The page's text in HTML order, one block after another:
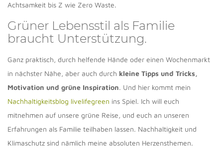
Achtsamkeit bis Z wie Zero Waste.
Grüner Lebensstil als Familie
braucht Unterstützung.
Ganz praktisch, durch helfende Hände oder einen Wochenmarkt
in nächster Nähe, aber auch durch kleine Tipps und Tricks,
Motivation und grüne Inspiration. Und hier kommt mein
Nachhaltigkeitsblog livelifegreen ins Spiel. Ich will euch
mitnehmen auf unsere grüne Reise, und euch an unseren
Erfahrungen als Familie teilhaben lassen. Nachhaltigkeit und
Klimaschutz sind nämlich meine absoluten Herzensthemen.